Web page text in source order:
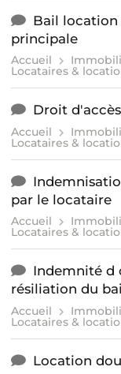
Bail location
principale
Accueil
Locataires &
Droit
Accueil
Locataires &
par le locataire
Accueil
Locataires &
Indemnité d
résiliation du
Accueil
Locataires &
Location